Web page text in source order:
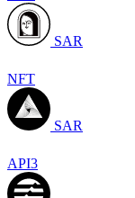
SAR
NFT
SAR
API3